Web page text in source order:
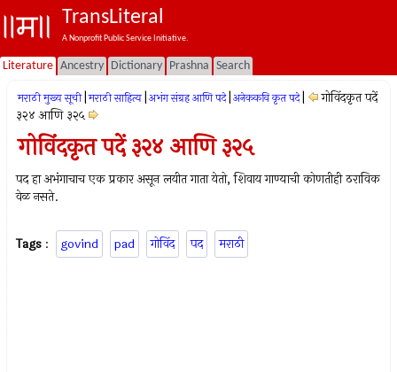
TransLiteral
A Nonprofit Public Service Initiative.
Literature Ancestry Dictionary Prashna Search
मराठी मुख्य सूची मराठी साहित्य अभंग संग्रह आणि पदे अनेककवि कृत पदे
गोविंदकृत पदें
३२४ आणि ३२५
गोविंदकृत पदें ३२४ आणि ३२५
पद हा अभंगाचाच एक प्रकार असून लयीत गाता येतो, शिवाय गाण्याची कोणतीही ठराविक
वेळ नसते.
Tags : govind pad गोविंद पद मराठी